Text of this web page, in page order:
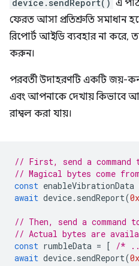
device.sendReport() এ
ফেরত আসা প্রতিশ্রুতি সমাধান
রিপোর্ট আইডি ব্যবহার না করে,
করুন।
পরবর্তী উদাহরণটি একটি জয়-কন
এবং আপনাকে দেখায় কিভাবে
রাম্বল করা যায়।
// First, send a
// Magical bytes come
const enableVibrationData
await device. sendReport(
// Then, send a command
// Actual bytes are
const rumbleData = [ /*
await device. sendReport(